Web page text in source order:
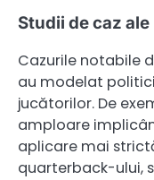
Studii de caz
Cazurile notabile
au modelat
jucătorilor. De
amploare
aplicare mai
quarterback-ului,